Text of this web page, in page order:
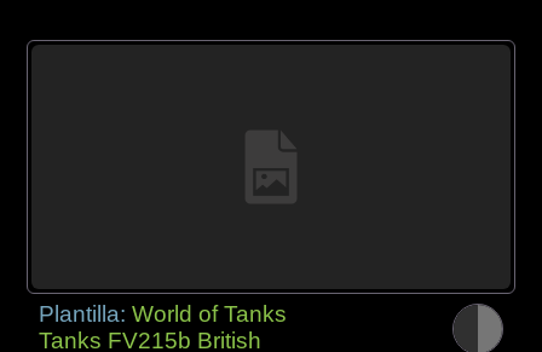
Plantilla:World of Tanks
Tanks FV215b British